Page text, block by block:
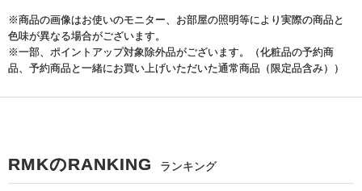
※商品の画像はお使いのモニター、お部屋の照明等により実際の商品と
色味が異なる場合がございます。
※一部、ポイントアップ対象除外品がございます。（化粧品の予約商
品、予約商品と一緒にお買い上げいただいた通常商品（限定品含み））
RMKのRANKING ランキング